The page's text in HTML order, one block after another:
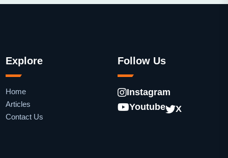
Explore
Home
Articles
Contact Us
Follow Us
Instagram
Youtube
X